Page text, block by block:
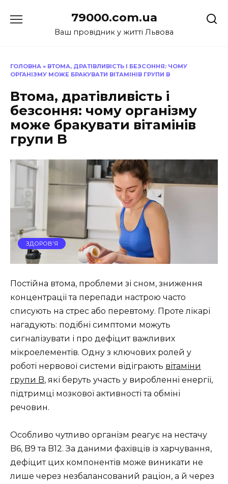
до
79000.com.ua
Ваш провідник у житті Львова
ГОЛОВНА » ВТОМА, ДРАТІВЛИВІСТЬ І БЕЗСОННЯ: ЧОМУ
ОРГАНІЗМУ МОЖЕ БРАКУВАТИ ВІТАМІНІВ ГРУПИ B
Втома, дратівливість і
безсоння: чому організму
може бракувати вітамінів
групи B
ЗДОРОВ'Я
Постійна втома, проблеми зі сном, зниження
концентрації та перепади настрою часто
списують на стрес або перевтому. Проте лікарі
нагадують: подібні симптоми можуть
сигналізувати і про дефіцит важливих
мікроелементів. Одну з ключових ролей у
роботі нервової системи відіграють вітаміни
групи B, які беруть участь у виробленні енергії,
підтримці мозкової активності та обміні
речовин.
Особливо чутливо організм реагує на нестачу
B6, B9 та B12. За даними фахівців із харчування,
дефіцит цих компонентів може виникати не
лише через незбалансований раціон, а й через